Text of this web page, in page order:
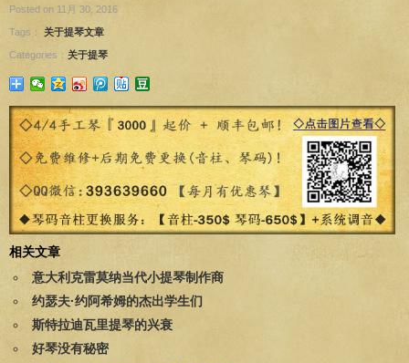
Posted on 11月 30, 2016
Tags： 关于提琴文章
Categories： 关于提琴
相关文章
意大利克雷莫纳当代小提琴制作商
约瑟夫·约阿希姆的杰出学生们
斯特拉迪瓦里提琴的兴衰
好琴没有秘密